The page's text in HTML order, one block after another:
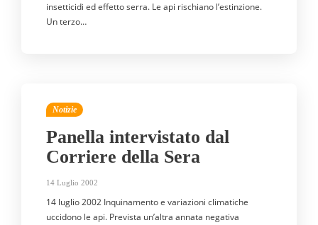
insetticidi ed effetto serra. Le api rischiano l’estinzione.
Un terzo…
Notizie
Panella intervistato dal
Corriere della Sera
14 Luglio 2002
14 luglio 2002 Inquinamento e variazioni climatiche
uccidono le api. Prevista un’altra annata negativa